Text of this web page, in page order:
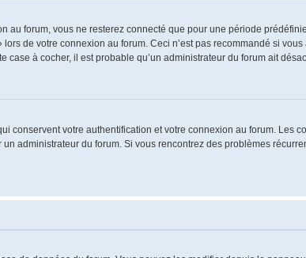
forum, vous ne resterez connecté que pour une période
de votre connexion au forum. Ceci n’est pas recommandé si
case à cocher, il est probable qu’un administrateur du forum ait
conservent votre authentification et votre connexion au forum. Les
administrateur du forum. Si vous rencontrez des problèmes